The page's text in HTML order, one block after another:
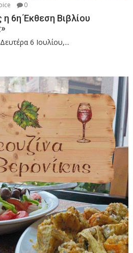
0
η 6η Έκθεση Βιβλίου
6 Ιουλίου,...